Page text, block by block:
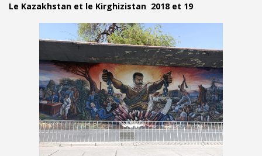
Le Kazakhstan et le Kirghizistan 2018 et 19